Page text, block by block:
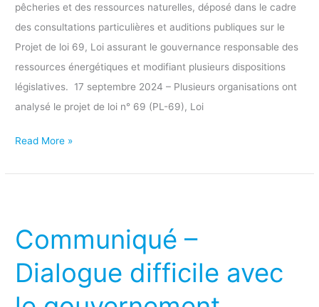
pêcheries et des ressources naturelles, déposé dans le cadre
des consultations particulières et auditions publiques sur le
Projet de loi 69, Loi assurant le gouvernance responsable des
ressources énergétiques et modifiant plusieurs dispositions
législatives. 17 septembre 2024 – Plusieurs organisations ont
analysé le projet de loi n° 69 (PL-69), Loi
reportée
Read More »
Communiqué –
Dialogue difficile avec
Dialogue
avec
le